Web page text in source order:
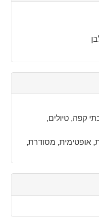
קפה, טיולים,
אופטימית, מסודרת,